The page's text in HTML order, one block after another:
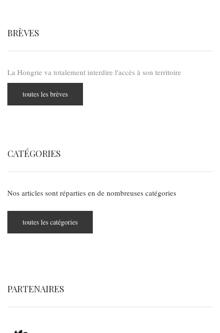
BRÈVES
La Hongrie va totalement interdire l'accès à son territoire
toutes les brèves
CATÉGORIES
Nos articles sont réparties en de nombreuses catégories
toutes les catégories
PARTENAIRES